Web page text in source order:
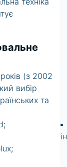
(з 2002
вибір
та